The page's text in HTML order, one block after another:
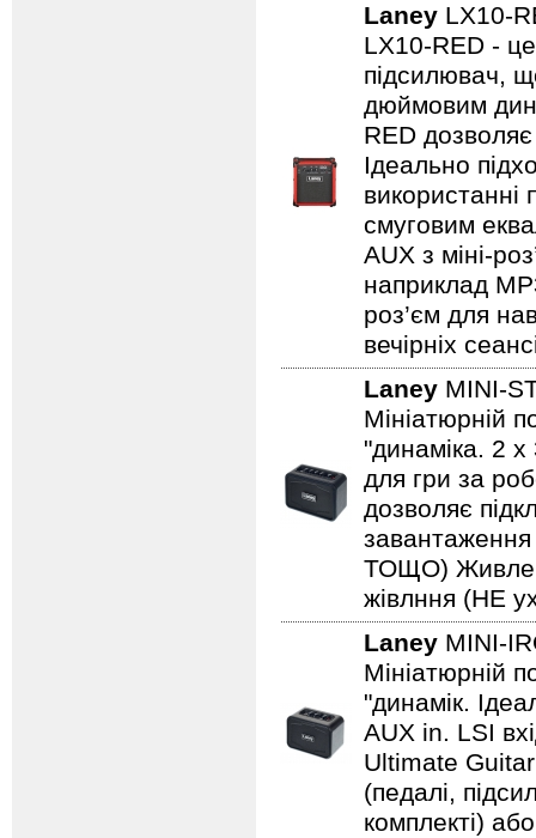
Laney LX10-
LX10-RED -
підсилювач,
дюймовим
RED
Ідеально
використанні
смуговим
AUX з міні-
наприклад
роз’єм для
вечірніх
Laney MINI-
Мініатюрній
"динаміка. 2
для гри за
дозволяє
завантаження
ТОЩО)
жівлння (НЕ
Laney MINI-
Мініатюрній
"динамік.
AUX in. LSI
Ultimate Guitar
(педалі,
комплекті)